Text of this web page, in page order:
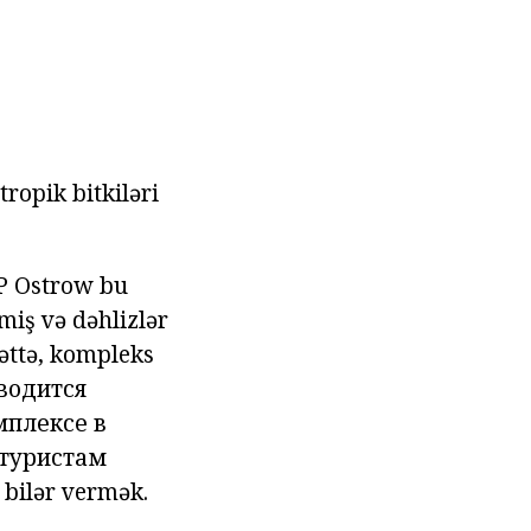
tropik bitkiləri
Ostrow bu
və dəhlizlər
kompleks
в
bilərvermək.